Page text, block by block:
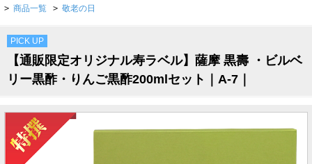
> 商品一覧 > 敬老の日
PICK UP
【通販限定オリジナル寿ラベル】薩摩 黒壽 ・ビルベ
リー黒酢・りんご黒酢200mlセット｜A-7｜